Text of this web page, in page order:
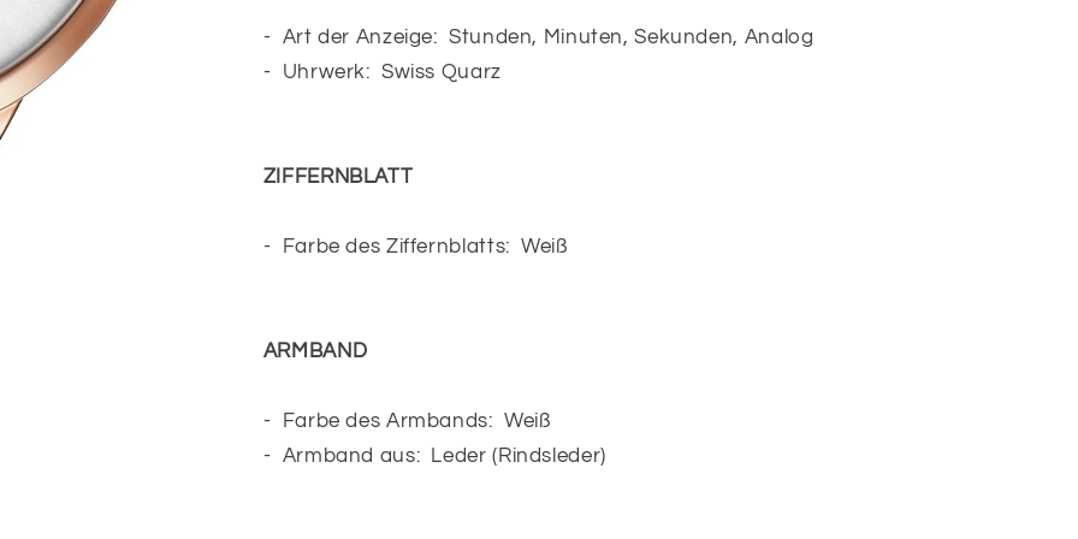
- Art der Anzeige: Stunden, Minuten, Sekunden, Analog
- Uhrwerk: Swiss Quarz
ZIFFERNBLATT
- Farbe des Ziffernblatts: Weiß
ARMBAND
- Farbe des Armbands: Weiß
- Armband aus: Leder (Rindsleder)